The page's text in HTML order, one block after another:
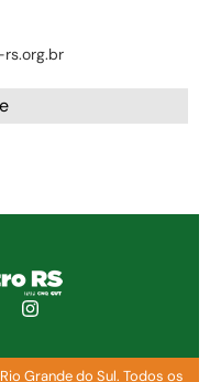
Grande do Sul. Todos os